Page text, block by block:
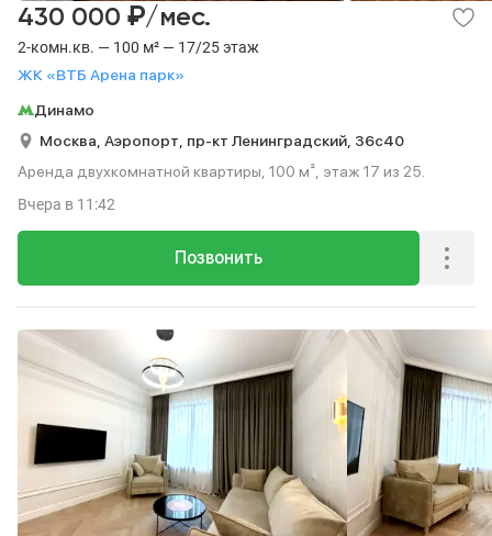
2-комн.кв. — 100 м² — 17/25 этаж
ЖК «ВТБ Арена парк»
430 000 ₽/мес.
Динамо
Москва, Аэропорт, пр-кт Ленинградский, 36с40
Аренда двухкомнатной квартиры, 100 м², этаж 17 из 25.
Позвонить
Вчера в 11:42